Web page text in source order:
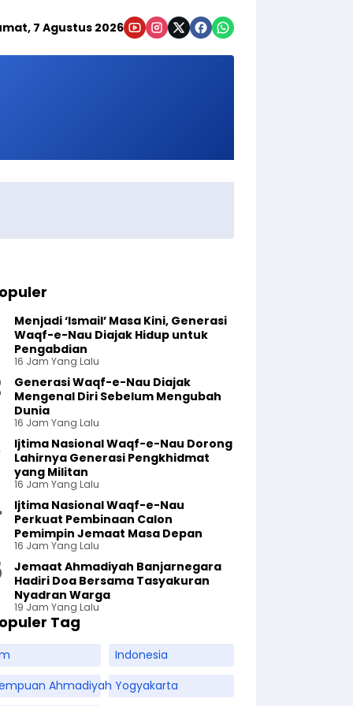
7 Agustus 2026
Menjadi ‘Ismail’ Masa Kini, Generasi
Waqf-e-Nau Diajak Hidup untuk
Pengabdian
16 Jam Yang Lalu
Generasi Waqf-e-Nau Diajak
Mengenal Diri Sebelum Mengubah
Dunia
16 Jam Yang Lalu
Ijtima Nasional Waqf-e-Nau Dorong
Lahirnya Generasi Pengkhidmat
yang Militan
16 Jam Yang Lalu
Ijtima Nasional Waqf-e-Nau
Perkuat Pembinaan Calon
Pemimpin Jemaat Masa Depan
16 Jam Yang Lalu
Jemaat Ahmadiyah Banjarnegara
Hadiri Doa Bersama Tasyakuran
Nyadran Warga
19 Jam Yang Lalu
Tag
Indonesia
Ahmadiyah Yogyakarta